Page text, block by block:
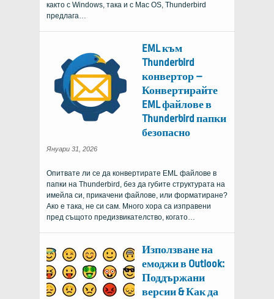
както с Windows, така и с Mac OS, Thunderbird
предлага…
EML към
Thunderbird
конвертор –
Конвертирайте
EML файлове в
Thunderbird папки
безопасно
Януари 31, 2026
Опитвате ли се да конвертирате EML файлове в
папки на Thunderbird, без да губите структурата на
имейла си, прикачени файлове, или форматиране?
Ако е така, не си сам. Много хора са изправени
пред същото предизвикателство, когато…
Използване на
емоджи в Outlook:
Поддържани
версии & Как да